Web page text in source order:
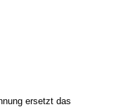
ersetzt das